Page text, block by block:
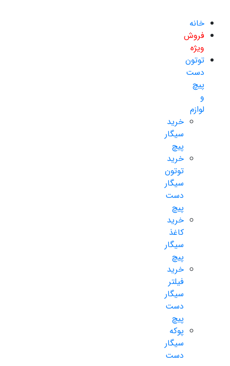
خانه
فروش
ویژه
توتون
دست
پیچ
و
لوازم
خرید
سیگار
پیچ
خرید
توتون
سیگار
دست
پیچ
خرید
کاغذ
سیگار
پیچ
خرید
فیلتر
سیگار
دست
پیچ
پوکه
سیگار
دست